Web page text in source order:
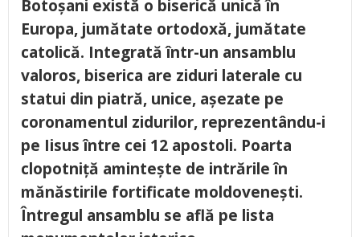
Botoșani există o biserică unică în
Europa, jumătate ortodoxă, jumătate
catolică. Integrată într-un ansamblu
valoros, biserica are ziduri laterale cu
statui din piatră, unice, așezate pe
coronamentul zidurilor, reprezentându-i
pe Iisus între cei 12 apostoli. Poarta
clopotniță amintește de intrările în
mănăstirile fortificate moldovenești.
Întregul ansamblu se află pe lista